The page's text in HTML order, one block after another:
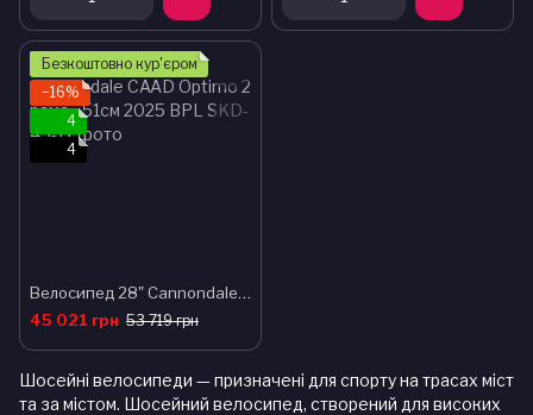
Безкоштовно кур'єром
−16%
4
4
Велосипед 28" Cannondale CAAD Optimo 2 рама - 51см 2025 BPL
45 021 грн 53 719 грн
Шосейні велосипеди — призначені для спорту на трасах міст
та за містом. Шосейний велосипед, створений для високих